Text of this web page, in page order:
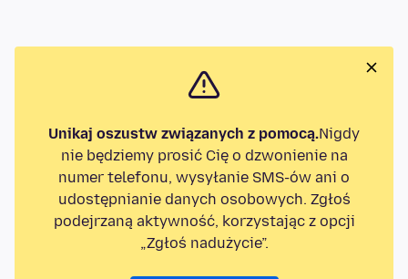
Unikaj oszustw związanych z pomocą.Nigdy
nie będziemy prosić Cię o dzwonienie na
numer telefonu, wysyłanie SMS-ów ani o
udostępnianie danych osobowych. Zgłoś
podejrzaną aktywność, korzystając z opcji
„Zgłoś nadużycie”.